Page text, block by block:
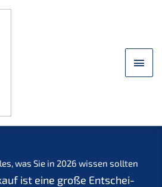
main
was Sie in 2026 wissen sollten
ist eine große Entschei­